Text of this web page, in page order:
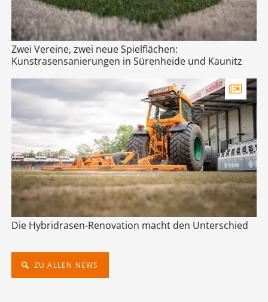
Zwei Vereine, zwei neue Spielflächen:
Kunstrasensanierungen in Sürenheide und Kaunitz
Die Hybridrasen-Renovation macht den Unterschied
ZU ALLEN NEWS